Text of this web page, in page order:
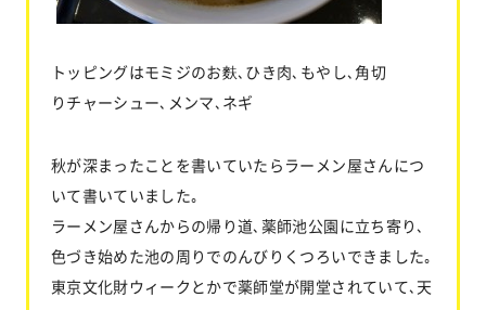
トッピングはモミジのお麩､ひき肉､もやし､角切
りチャーシュー､メンマ､ネギ
秋が深まったことを書いていたらラーメン屋さんにつ
いて書いていました｡
ラーメン屋さんからの帰り道､薬師池公園に立ち寄り､
色づき始めた池の周りでのんびりくつろいできました｡
東京文化財ウィークとかで薬師堂が開堂されていて､天